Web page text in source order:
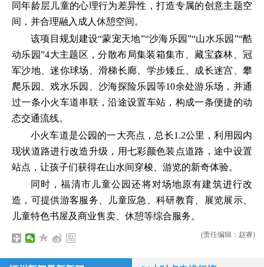
同年龄层儿童的心理行为差异性，打造专属的创意主题空
间，并合理融入成人休憩空间。
该项目规划建设“蒙宠天地”“沙海乐园”“山水乐园”“酷
动乐园”4大主题区，分散布局集装箱集市、藏宝森林、冠
军沙地、迷你球场、滑梯长廊、学步矮丘、成长迷宫、攀
爬乐园、戏水乐园、沙海探险乐园等10余处游乐场，并通
过一条小火车道串联，沿途设置车站，构成一条便捷的动
态交通流线。
小火车道是公园的一大亮点，总长1.2公里，利用园内
现状道路进行改造升级，用七彩颜色装点道路，途中设置
站点，让孩子们获得在山水间穿梭、游览的新奇体验。
同时，福清市儿童公园还将对场地原有建筑进行改
造，可提供游客服务、儿童应急、科研教育、展览展示、
儿童特色书屋及商业售卖、休憩等综合服务。
(责任编辑：赵睿)